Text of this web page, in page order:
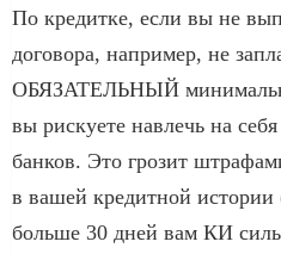
По кредитке, если вы не
договора, например, не
ОБЯЗАТЕЛЬНЫЙ
вы рискуете навлечь на
банков. Это грозит
в вашей кредитной
больше 30 дней вам КИ